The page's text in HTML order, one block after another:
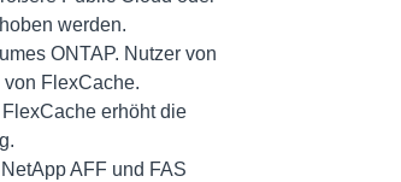
ONTAP. Nutzer von
erhöht die
AFF und FAS